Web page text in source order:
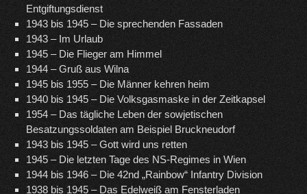
Entgiftungsdienst
1943 bis 1945 – Die sprechenden Fassaden
1943 – Im Urlaub
1945 – Die Flieger am Himmel
1944 – Gruß aus Wilna
1945 bis 1955 – Die Männer kehren heim
1940 bis 1945 – Die Volksgasmaske in der Zeitkapsel
1954 – Das tägliche Leben der sowjetischen
Besatzungssoldaten am Beispiel Bruckneudorf
1943 bis 1945 – Gott wird uns retten
1945 – Die letzten Tage des NS-Regimes in Wien
1944 bis 1946 – Die 42nd „Rainbow“ Infantry Division
1938 bis 1945 – Das Edelweiß am Fensterladen